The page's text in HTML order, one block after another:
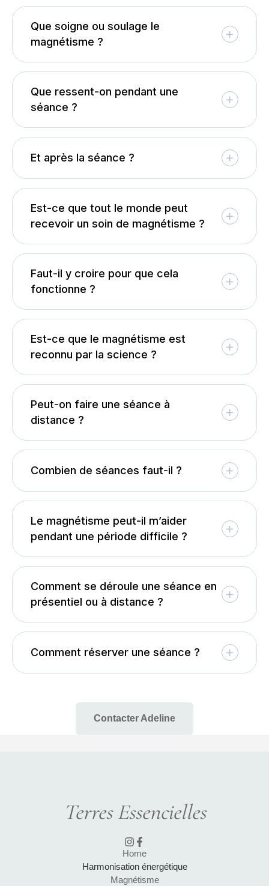
Que soigne ou soulage le
magnétisme ?
Que ressent-on pendant une
séance ?
Et après la séance ?
Est-ce que tout le monde peut
recevoir un soin de magnétisme ?
Faut-il y croire pour que cela
fonctionne ?
Est-ce que le magnétisme est
reconnu par la science ?
Peut-on faire une séance à
distance ?
Combien de séances faut-il ?
Le magnétisme peut-il m’aider
pendant une période difficile ?
Comment se déroule une séance en
présentiel ou à distance ?
Comment réserver une séance ?
Contacter Adeline
Terres Essencielles
Home
Harmonisation énergétique
Magnétisme